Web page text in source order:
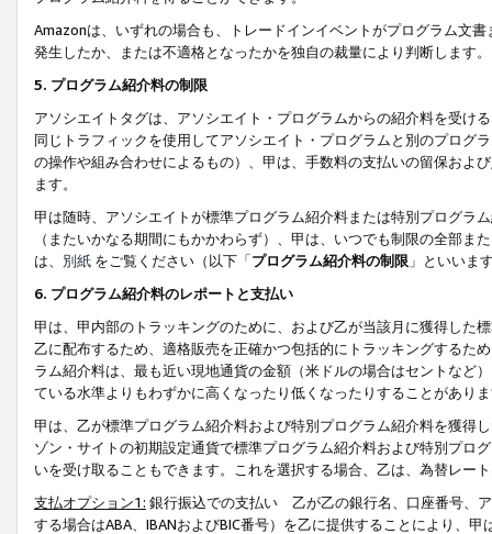
Amazonは、いずれの場合も、トレードインイベントがプログラム文
発生したか、または不適格となったかを独自の裁量により判断します。
5. プログラム紹介料の制限
アソシエイトタグは、アソシエイト・プログラムからの紹介料を受け
同じトラフィックを使用してアソシエイト・プログラムと別のプログ
の操作や組み合わせによるもの）、甲は、手数料の支払いの留保およ
ます。
甲は随時、アソシエイトが標準プログラム紹介料または特別プログラ
（またいかなる期間にもかかわらず）、甲は、いつでも制限の全部
は、 別紙 をご覧ください（以下「プログラム紹介料の制限 」といいま
6. プログラム紹介料のレポートと支払い
甲は、甲内部のトラッキングのために、および乙が当該月に獲得した
乙に配布するため、適格販売を正確かつ包括的にトラッキングするた
ラム紹介料は、最も近い現地通貨の金額（米ドルの場合はセントなど
ている水準よりもわずかに高くなったり低くなったりすることがあり
甲は、乙が標準プログラム紹介料および特別プログラム紹介料を獲得
ゾン・サイトの初期設定通貨で標準プログラム紹介料および特別プロ
いを受け取ることもできます。これを選択する場合、乙は、為替レー
支払オプション1: 銀行振込での支払い 乙が乙の銀行名、口座番号、
する場合はABA、IBANおよびBIC番号）を乙に提供することにより、